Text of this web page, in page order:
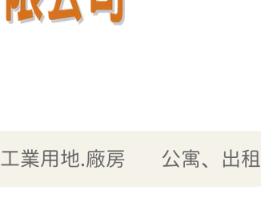
工業用地.廠房 公寓、出租